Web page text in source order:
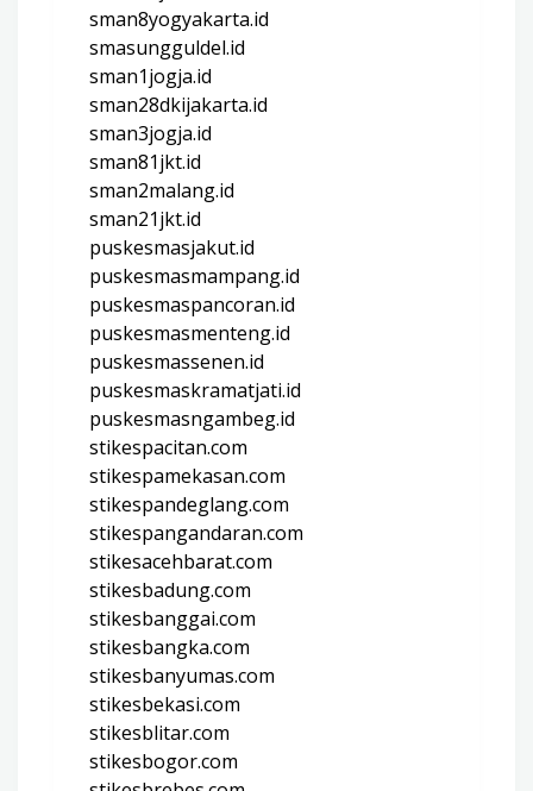
sman8yogyakarta.id
smasungguldel.id
sman1jogja.id
sman28dkijakarta.id
sman3jogja.id
sman81jkt.id
sman2malang.id
sman21jkt.id
puskesmasjakut.id
puskesmasmampang.id
puskesmaspancoran.id
puskesmasmenteng.id
puskesmassenen.id
puskesmaskramatjati.id
puskesmasngambeg.id
stikespacitan.com
stikespamekasan.com
stikespandeglang.com
stikespangandaran.com
stikesacehbarat.com
stikesbadung.com
stikesbanggai.com
stikesbangka.com
stikesbanyumas.com
stikesbekasi.com
stikesblitar.com
stikesbogor.com